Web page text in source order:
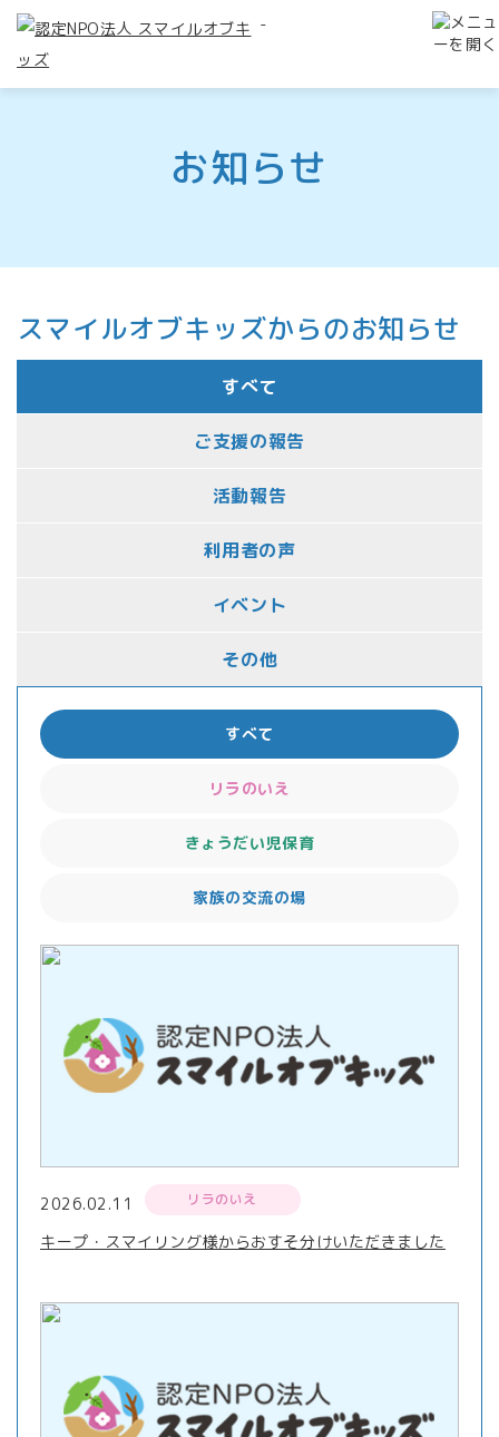
-
お知らせ
スマイルオブキッズからのお知らせ
すべて
ご支援の報告
活動報告
利用者の声
イベント
その他
すべて
リラのいえ
きょうだい児保育
家族の交流の場
2026.02.11 リラのいえ
キープ・スマイリング様からおすそ分けいただきました